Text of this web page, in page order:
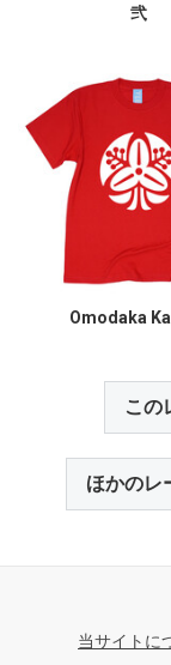
弐
Omodaka
この
ほかのレ
当サイトに